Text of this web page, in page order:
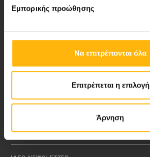
Εμπορικής προώθησης
Να επιτρέπονται όλα
Επιτρέπεται η επιλογή
Άρνηση
My Life Magazine
Medical Directory
ΑΚΟΛΟΥΘΗΣΤΕ ΜΑΣ